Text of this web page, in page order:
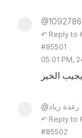
↶ Reply to
#85501
05:01 PM,
الخير
@رغدة زياد
↶ Reply to
#85502